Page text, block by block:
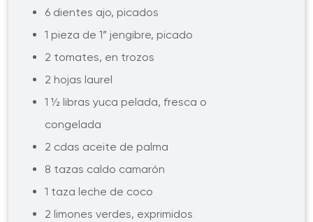
6 dientes ajo, picados
1 pieza de 1” jengibre, picado
2 tomates, en trozos
2 hojas laurel
1 ½ libras yuca pelada, fresca o
congelada
2 cdas aceite de palma
8 tazas caldo camarón
1 taza leche de coco
2 limones verdes, exprimidos